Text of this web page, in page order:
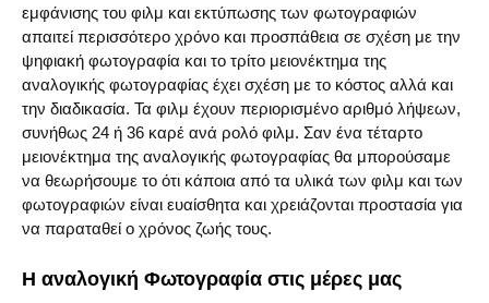
εμφάνισης του φιλμ και εκτύπωσης των φωτογραφιών
απαιτεί περισσότερο χρόνο και προσπάθεια σε σχέση με την
ψηφιακή φωτογραφία και το τρίτο μειονέκτημα της
αναλογικής φωτογραφίας έχει σχέση με το κόστος αλλά και
την διαδικασία. Τα φιλμ έχουν περιορισμένο αριθμό λήψεων,
συνήθως 24 ή 36 καρέ ανά ρολό φιλμ. Σαν ένα τέταρτο
μειονέκτημα της αναλογικής φωτογραφίας θα μπορούσαμε
να θεωρήσουμε το ότι κάποια από τα υλικά των φιλμ και των
φωτογραφιών είναι ευαίσθητα και χρειάζονται προστασία για
να παραταθεί ο χρόνος ζωής τους.
Η αναλογική Φωτογραφία στις μέρες μας